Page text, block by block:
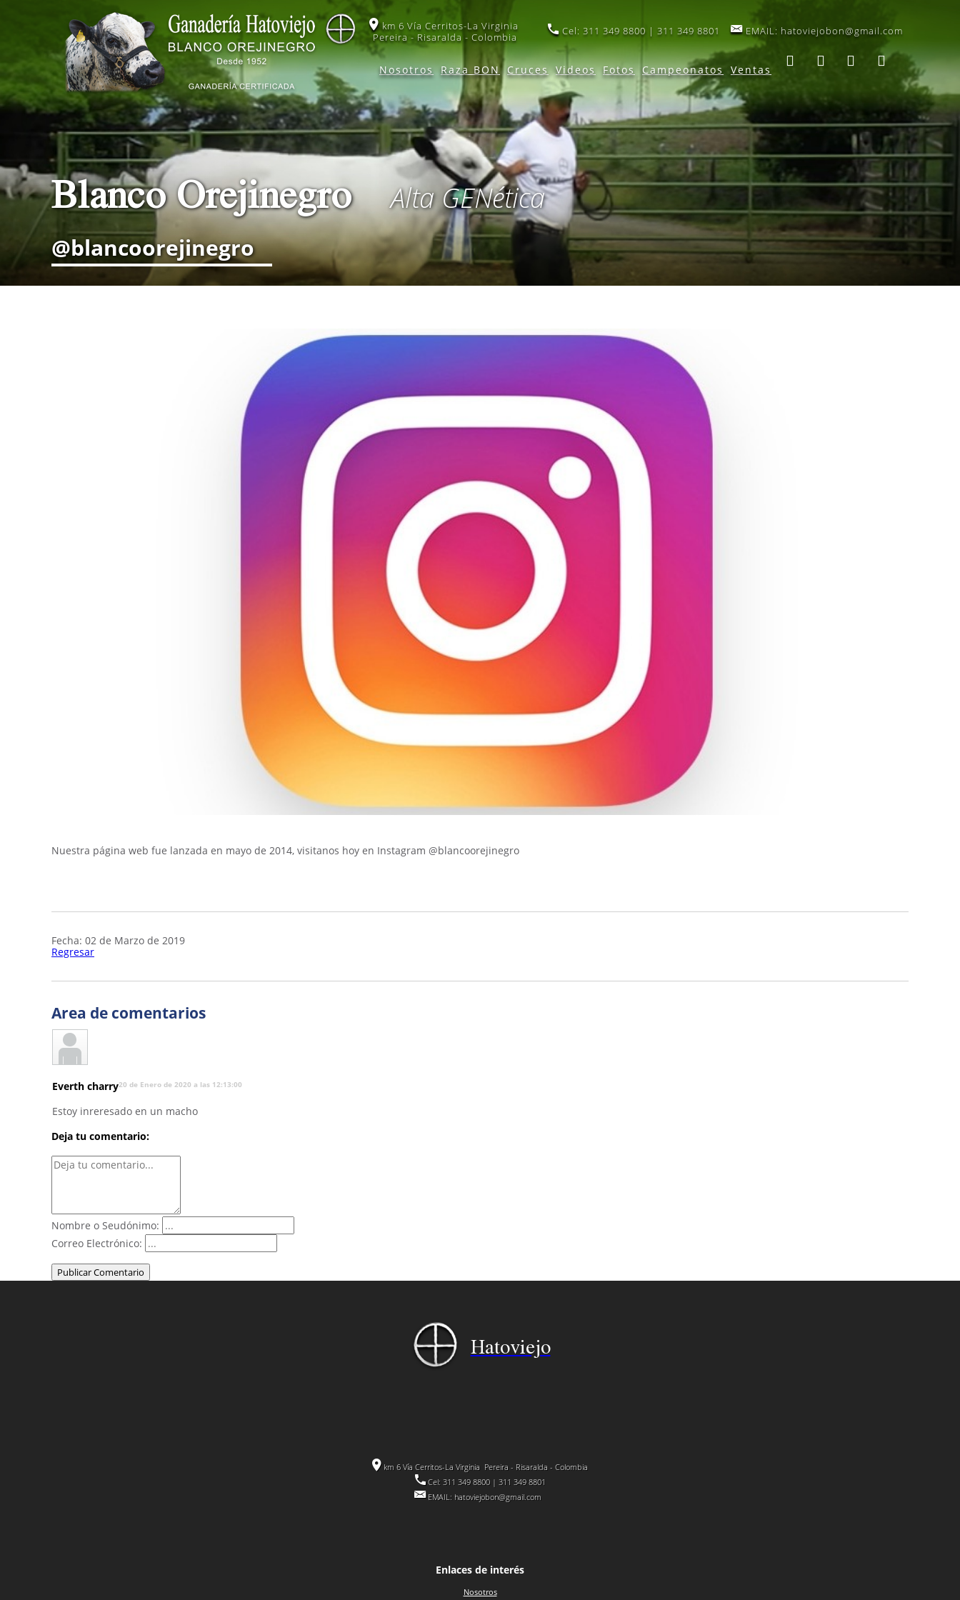
km 6 Vía Cerritos-La Virginia
Pereira - Risaralda - Colombia
Cel: 311 349 8800 | 311 349 8801 EMAIL: hatoviejobon@gmail.com
Nosotros Raza BON Cruces Videos Fotos Campeonatos Ventas
Blanco Orejinegro AltaGENética
@blancoorejinegro
Nuestra página web fue lanzada en mayo de 2014, visitanos hoy en Instagram @blancoorejinegro
Fecha: 02 de Marzo de 2019
Regresar
Area de comentarios
Everth charry20 de Enero de 2020 a las 12:13:00
Estoy inreresado en un macho
Deja tu comentario:
Nombre o Seudónimo:
Correo Electrónico:
Publicar Comentario
Hatoviejo
km 6 Vía Cerritos-La Virginia Pereira - Risaralda - Colombia
Cel: 311 349 8800 | 311 349 8801
EMAIL: hatoviejobon@gmail.com
Enlaces de interés
Nosotros